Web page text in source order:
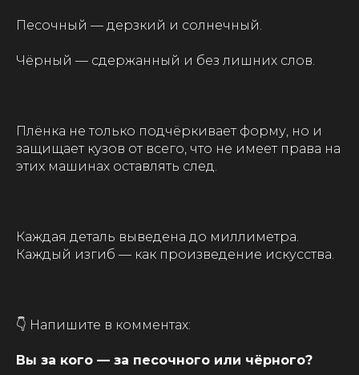
Песочный — дерзкий и солнечный.
Чёрный — сдержанный и без лишних слов.
Плёнка не только подчёркивает форму, но и
защищает кузов от всего, что не имеет права на
этих машинах оставлять след.
Каждая деталь выведена до миллиметра.
Каждый изгиб — как произведение искусства.
👇 Напишите в комментах:
Вы за кого — за песочного или чёрного?